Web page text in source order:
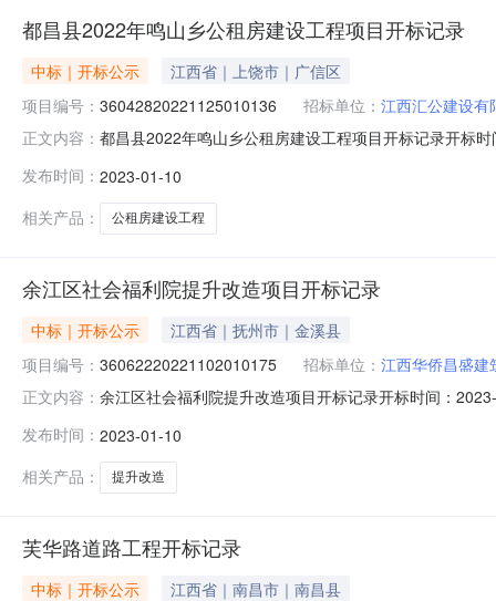
都昌县2022年鸣山乡公租房建设工程项目开标记录
中标｜开标公示
江西省｜上饶市｜广信区
项目编号： 36042820221125010136 招标单位： 江西汇公建设有
正文内容： 都昌县2022年鸣山乡公租房建设工程项目开标记录开标
间:MonJan0913:06:51CST2023,投标人名称:江西鸿洋
发布时间： 2023-01-10
相关产品：
公租房建设工程
余江区社会福利院提升改造项目开标记录
中标｜开标公示
江西省｜抚州市｜金溪县
项目编号： 36062220221102010175 招标单位： 江西华侨昌盛建
正文内容： 余江区社会福利院提升改造项目开标记录开标时间：
名称:江西金唐建设有限公司;项目负责人:蒋勇勇;报价
发布时间： 2023-01-10
相关产品：
提升改造
芙华路道路工程开标记录
中标｜开标公示
江西省｜南昌市｜南昌县